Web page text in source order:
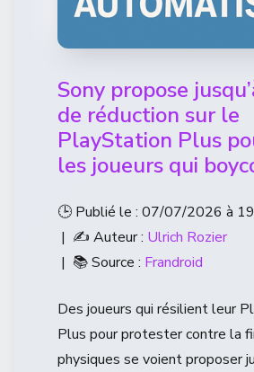
Sony propose
de réduction sur le
PlayStation Plus
les joueurs qui
🕒 Publié le : 07/07/2026 à
| ✍️ Auteur : Ulrich Rozier
| 📚 Source : Frandroid
Des joueurs qui résilient leur
Plus pour protester contre la
physiques se voient proposer